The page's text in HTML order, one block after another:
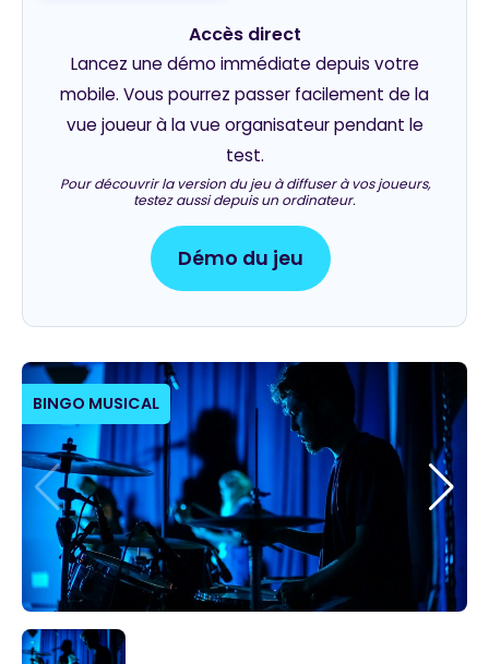
BINGO MUSICAL
Accès direct
Lancez une démo immédiate depuis votre
mobile. Vous pourrez passer facilement de la
vue joueur à la vue organisateur pendant le
test.
Pour découvrir la version du jeu à diffuser à vos joueurs,
testez aussi depuis un ordinateur.
Démo du jeu